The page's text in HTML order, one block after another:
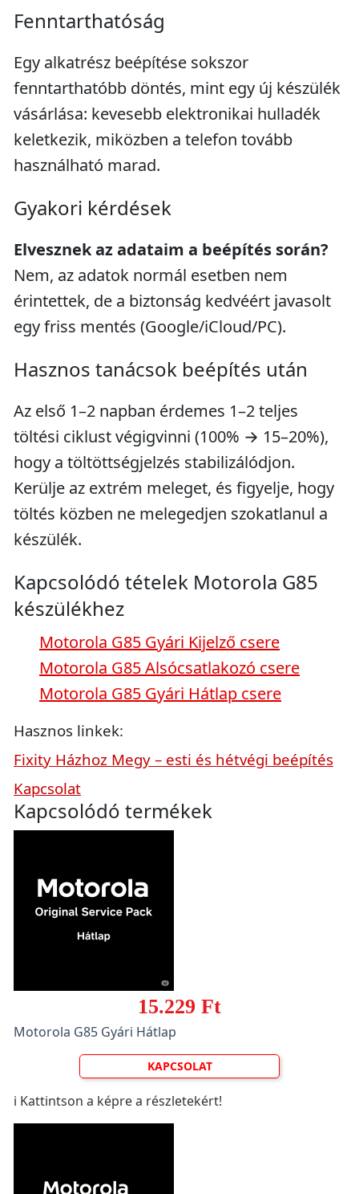
Fenntarthatóság
Egy alkatrész beépítése sokszor
fenntarthatóbb döntés, mint egy új készülék
vásárlása: kevesebb elektronikai hulladék
keletkezik, miközben a telefon tovább
használható marad.
Gyakori kérdések
Elvesznek az adataim a beépítés során?
Nem, az adatok normál esetben nem
érintettek, de a biztonság kedvéért javasolt
egy friss mentés (Google/iCloud/PC).
Hasznos tanácsok beépítés után
Az első 1–2 napban érdemes 1–2 teljes
töltési ciklust végigvinni (100% → 15–20%),
hogy a töltöttségjelzés stabilizálódjon.
Kerülje az extrém meleget, és figyelje, hogy
töltés közben ne melegedjen szokatlanul a
készülék.
Kapcsolódó tételek Motorola G85
készülékhez
Motorola G85 Gyári Kijelző csere
Motorola G85 Alsócsatlakozó csere
Motorola G85 Gyári Hátlap csere
Hasznos linkek:
Fixity Házhoz Megy – esti és hétvégi beépítés
Kapcsolat
Kapcsolódó termékek
15.229 Ft
Motorola G85 Gyári Hátlap
KAPCSOLAT
ℹ️ Kattintson a képre a részletekért!